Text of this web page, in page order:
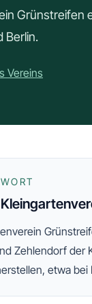
Grünstreifen
Berlin.
Vereins
Zehlendorf der
etwa bei